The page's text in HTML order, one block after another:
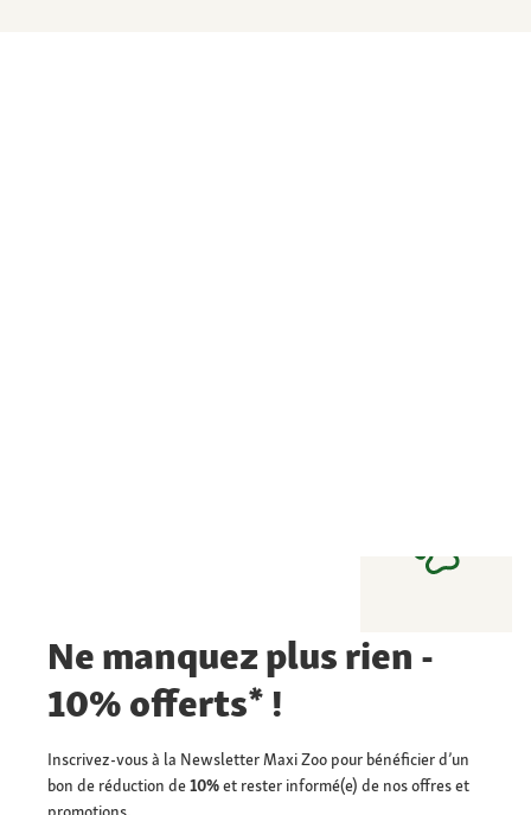
Ne manquez plus rien -
10% offerts* !
Inscrivez-vous à la Newsletter Maxi Zoo pour bénéficier d’un
bon de réduction de10%et rester informé(e) de nos offres et